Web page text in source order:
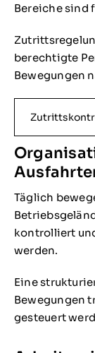
Bereiche sind
berechtigte
Bewegungen
Täglich
kontrolliert
werden.
Eine
Bewegungen
gesteuert